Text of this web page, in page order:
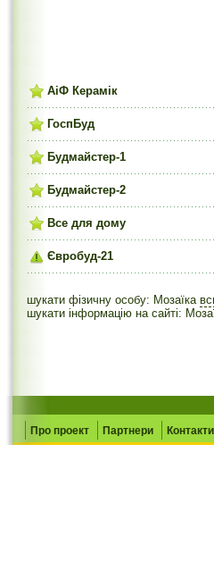
АіФ Керамік
ГоспБуд
Будмайстер-1
Будмайстер-2
Все для дому
Євробуд-21
шукати фізичну особу: Мозаїка
шукати інформацію на сайті:
Про проект Партнери Контакти